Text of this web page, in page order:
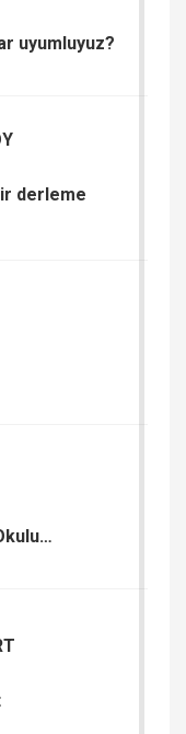
uyumluyuz?
derleme